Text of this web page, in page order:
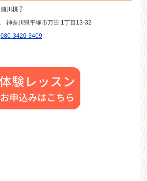
浦川桃子
神奈川県平塚市万田 1丁目13-32
080-3420-3409
体験レッスン
お申込みはこちら